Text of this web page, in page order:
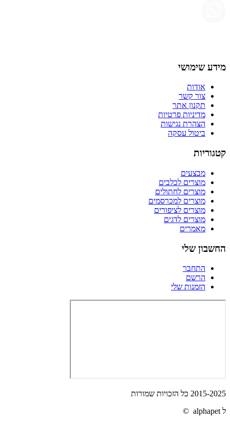
מידע שימושי
אודות
צור קשר
תקנון אתר
מדיניות פרטיות
הצהרת נגישות
ביטול עסקה
קטגוריות
מבצעים
מוצרים לכלבים
מוצרים לחתולים
מוצרים למכרסמים
מוצרים לציפורים
מוצרים לדגים
מאמרים
החשבון שלי
התחבר
הרשם
הזמנות שלי
2015-2025 כל הזכויות שמורות
ל alphapet ©